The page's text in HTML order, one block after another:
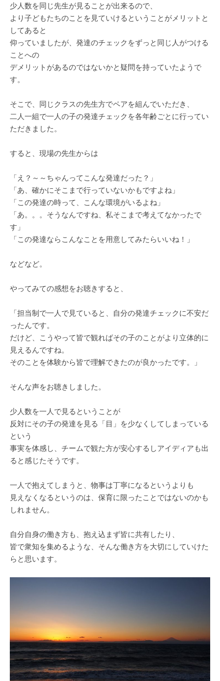
少人数を同じ先生が見ることが出来るので、
より子どもたちのことを見ていけるということがメリットと
してあると
仰っていましたが、発達のチェックをずっと同じ人がつける
ことへの
デメリットがあるのではないかと疑問を持っていたようで
す。
そこで、同じクラスの先生方でペアを組んでいただき、
二人一組で一人の子の発達チェックを各年齢ごとに行ってい
ただきました。
すると、現場の先生からは
「え？～～ちゃんってこんな発達だった？」
「あ、確かにそこまで行っていないかもですよね」
「この発達の時って、こんな環境がいるよね」
「あ。。。そうなんですね、私そこまで考えてなかったで
す」
「この発達ならこんなことを用意してみたらいいね！」
などなど。
やってみての感想をお聴きすると、
「担当制で一人で見ていると、自分の発達チェックに不安だ
ったんです。
だけど、こうやって皆で観ればその子のことがより立体的に
見えるんですね。
そのことを体験から皆で理解できたのが良かったです。」
そんな声をお聴きしました。
少人数を一人で見るということが
反対にその子の発達を見る「目」を少なくしてしまっている
という
事実を体感し、チームで観た方が安心するしアイディアも出
ると感じたそうです。
一人で抱えてしまうと、物事は丁寧になるというよりも
見えなくなるというのは、保育に限ったことではないのかも
しれません。
自分自身の働き方も、抱え込まず皆に共有したり、
皆で衆知を集めるような、そんな働き方を大切にしていけた
らと思います。